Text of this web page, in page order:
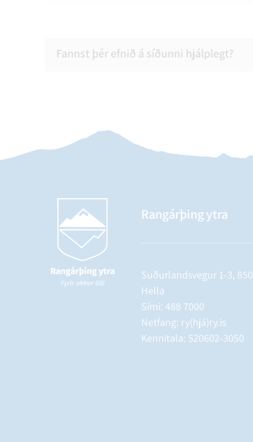
Fannst þér efnið á síðunni hjálplegt?
Rangárþing ytra
Suðurlandsvegur 1-3, 850
Hella
Sími: 488 7000
Netfang: ry(hjá)ry.is
Kennitala: 520602-3050